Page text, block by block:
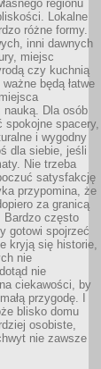
regionu
Lokalne
różne formy.
inni dawnych
miejsc
czy kuchnią
będą łatwe
nauką. Dla osób
spokojne spacery,
i wygodny
dla siebie, jeśli
Nie trzeba
satysfakcję
przypomina, że
za granicą
Bardzo często
gotowi spojrzeć
kryją się historie,
nie
nie
ciekawości, by
przygodę. I
blisko domu
osobiste,
nie zawsze